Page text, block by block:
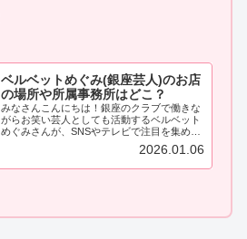
ベルベットめぐみ(銀座芸人)のお店
の場所や所属事務所はどこ？
みなさんこんにちは！銀座のクラブで働きな
がらお笑い芸人としても活動するベルベット
めぐみさんが、SNSやテレビで注目を集めて
います。そんなベルベットめぐみさんです
が、実際に働いているお店の場所や所属事務
所が気になっている方も多いのではないで
2026.01.06